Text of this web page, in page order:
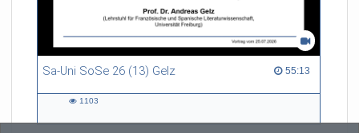
Sa-Uni SoSe 26 (13) Gelz 55:13
55:13 duration
1103